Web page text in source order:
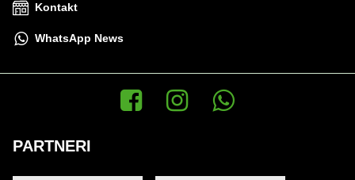
Kontakt
WhatsApp News
Facebook Instagram WhatsApp News
PARTNERI